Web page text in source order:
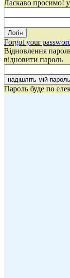
Ласкаво просимо!
Forgot your
Відновлення
відновити пароль
Пароль буде по